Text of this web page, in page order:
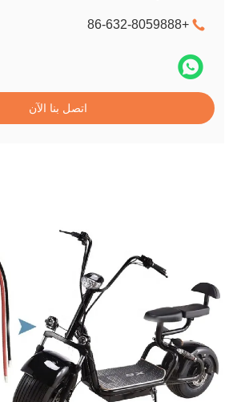
+86-632-8059888
اتصل بنا الآن